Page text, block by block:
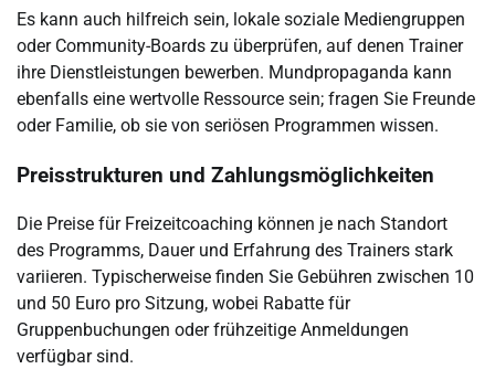
Es kann auch hilfreich sein, lokale soziale Mediengruppen
oder Community-Boards zu überprüfen, auf denen Trainer
ihre Dienstleistungen bewerben. Mundpropaganda kann
ebenfalls eine wertvolle Ressource sein; fragen Sie Freunde
oder Familie, ob sie von seriösen Programmen wissen.
Preisstrukturen und Zahlungsmöglichkeiten
Die Preise für Freizeitcoaching können je nach Standort
des Programms, Dauer und Erfahrung des Trainers stark
variieren. Typischerweise finden Sie Gebühren zwischen 10
und 50 Euro pro Sitzung, wobei Rabatte für
Gruppenbuchungen oder frühzeitige Anmeldungen
verfügbar sind.